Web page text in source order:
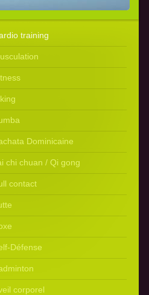
training
Dominicaine
chi chuan / Qi gong
contact
Défense
corporel